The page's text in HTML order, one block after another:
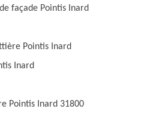
façade Pointis Inard
Pointis Inard
Inard
Pointis Inard 31800